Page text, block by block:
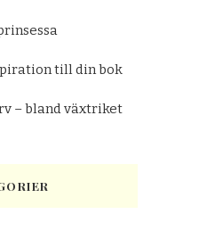
till din bok
– bland växtriket